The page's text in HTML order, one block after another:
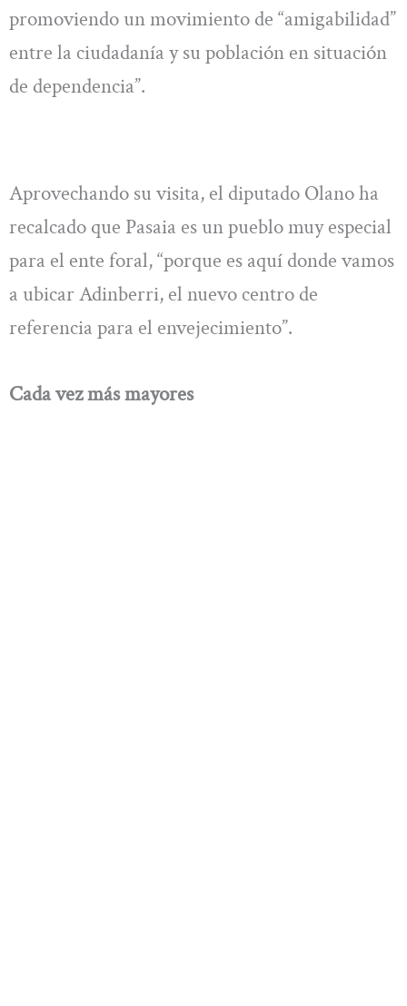
promoviendo un movimiento de “amigabilidad”
entre la ciudadanía y su población en situación
de dependencia”.
Aprovechando su visita, el diputado Olano ha
recalcado que Pasaia es un pueblo muy especial
para el ente foral, “porque es aquí donde vamos
a ubicar Adinberri, el nuevo centro de
referencia para el envejecimiento”.
Cada vez más mayores